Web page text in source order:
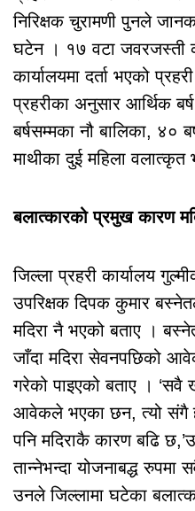
निरिक्षक चुरामणी पुनले
घटेन । १७ वटा जवरजस्ती
कार्यालयमा दर्ता भएको
प्रहरीका अनुसार आर्थिक
बर्षसम्मका नौ बालिका, ४०
माथीका दुई महिला
बलात्कारको प्रमुख कारण
जिल्ला प्रहरी कार्यालय
उपरिक्षक दिपक कुमार
मदिरा नै भएको बताए ।
जाँदा मदिरा सेवनपछिको
गरेको पाइएको बताए । ‘सवै
आवेकले भएका छन, त्यो संगै
पनि मदिराकै कारण बढि
तान्नेभन्दा योजनाबद्ध
उनले जिल्लामा घटेका